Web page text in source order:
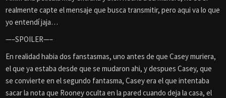
realmente capte el mensaje que busca transmitir, pero aqui va lo que
yo entendí jaja…
—–SPOILER—–
En realidad habia dos fanstasmas, uno antes de que Casey muriera,
el que ya estaba desde que se mudaron ahi, y despues Casey, que
se convierte en el segundo fantasma, Casey era el que intentaba
sacar la nota que Rooney oculta en la pared cuando deja la casa, el